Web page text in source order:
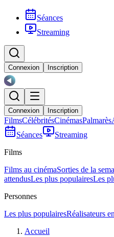
Séances
Streaming
Connexion Inscription
Connexion Inscription
FilmsCélébritésCinémasPalmarès
Séances
Streaming
Films
Films au cinémaSorties de la
attendusLes plus populairesLes
Personnes
Les plus populairesRéalisateurs
Accueil